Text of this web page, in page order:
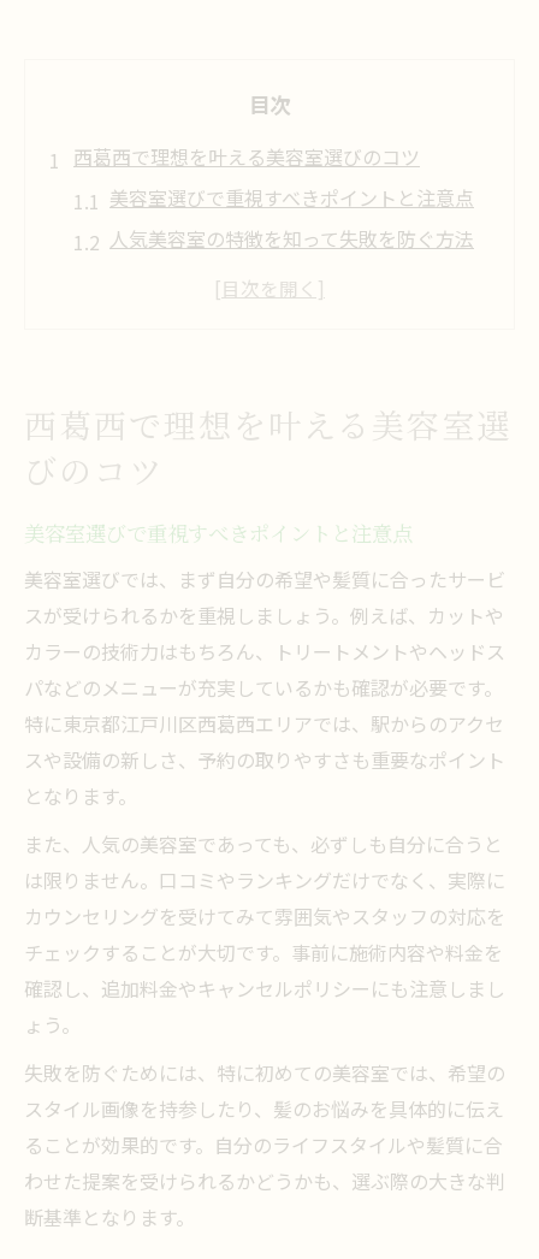
目次
西葛西で理想を叶える美容室選びのコツ
美容室選びで重視すべきポイントと注意点
人気美容室の特徴を知って失敗を防ぐ方法
口コミやランキング活用で理想の美容室探
び
美髪を目指すあなたに人気美容室の魅力
西葛西の美容室で人気のトリートメント体
験
ヘアサロンならではのプロの施術と満足度
美容室のカウンセリングが美髪に導く理由
カット上手な美容室が集う西葛西の今
カットが得意な美容室を見分けるポイント
西葛西で話題の美容室と技術力の違い
カット技術が評判の美容室を選ぶメリット
口コミで広がる美容室のカット体験談
メンズも満足できるカットが得意な美容室
失敗しない美容室選びをするためには
ランキングや口コミを活用する賢い方法
美容室でのカウンセリング重視の理由
予約なしでも安心な美容室の特徴とは
西葛西で理想を叶える美容室選
びのコツ
美容室選びで重視すべきポイントと注意点
美容室選びでは、まず自分の希望や髪質に合ったサービ
スが受けられるかを重視しましょう。例えば、カットや
カラーの技術力はもちろん、トリートメントやヘッドス
パなどのメニューが充実しているかも確認が必要です。
特に東京都江戸川区西葛西エリアでは、駅からのアクセ
スや設備の新しさ、予約の取りやすさも重要なポイント
となります。
また、人気の美容室であっても、必ずしも自分に合うと
は限りません。口コミやランキングだけでなく、実際に
カウンセリングを受けてみて雰囲気やスタッフの対応を
チェックすることが大切です。事前に施術内容や料金を
確認し、追加料金やキャンセルポリシーにも注意しまし
ょう。
失敗を防ぐためには、特に初めての美容室では、希望の
スタイル画像を持参したり、髪のお悩みを具体的に伝え
ることが効果的です。自分のライフスタイルや髪質に合
わせた提案を受けられるかどうかも、選ぶ際の大きな判
断基準となります。